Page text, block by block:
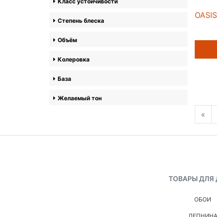
Степень блеска
Объём
Колеровка
База
Желаемый тон
«
ТОВАРЫ ДЛЯ
ОБОИ